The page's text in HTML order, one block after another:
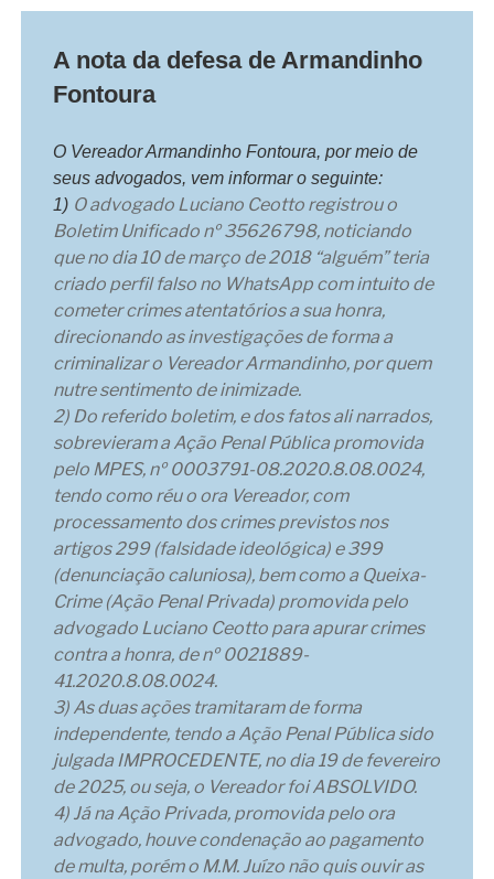
A nota da defesa de Armandinho
Fontoura
O Vereador Armandinho Fontoura, por meio de
seus advogados, vem informar o seguinte:
1) O advogado Luciano Ceotto registrou o
Boletim Unificado nº 35626798, noticiando
que no dia 10 de março de 2018 “alguém” teria
criado perfil falso no WhatsApp com intuito de
cometer crimes atentatórios a sua honra,
direcionando as investigações de forma a
criminalizar o Vereador Armandinho, por quem
nutre sentimento de inimizade.
2) Do referido boletim, e dos fatos ali narrados,
sobrevieram a Ação Penal Pública promovida
pelo MPES, nº 0003791-08.2020.8.08.0024,
tendo como réu o ora Vereador, com
processamento dos crimes previstos nos
artigos 299 (falsidade ideológica) e 399
(denunciação caluniosa), bem como a Queixa-
Crime (Ação Penal Privada) promovida pelo
advogado Luciano Ceotto para apurar crimes
contra a honra, de nº 0021889-
41.2020.8.08.0024.
3) As duas ações tramitaram de forma
independente, tendo a Ação Penal Pública sido
julgada IMPROCEDENTE, no dia 19 de fevereiro
de 2025, ou seja, o Vereador foi ABSOLVIDO.
4) Já na Ação Privada, promovida pelo ora
advogado, houve condenação ao pagamento
de multa, porém o M.M. Juízo não quis ouvir as